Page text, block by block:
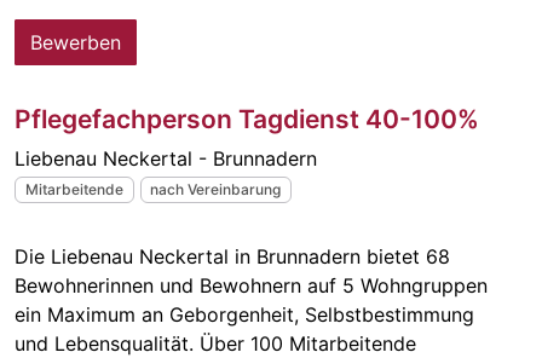
Bewerben
Pflegefachperson Tagdienst 40-100%
Liebenau Neckertal - Brunnadern
Mitarbeitende nach Vereinbarung
Die Liebenau Neckertal in Brunnadern bietet 68
Bewohnerinnen und Bewohnern auf 5 Wohngruppen
ein Maximum an Geborgenheit, Selbstbestimmung
und Lebensqualität. Über 100 Mitarbeitende